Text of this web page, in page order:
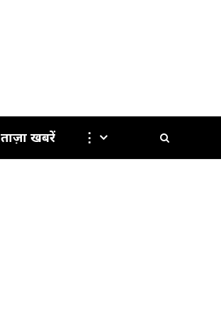
ताज़ा खबरें ⋮